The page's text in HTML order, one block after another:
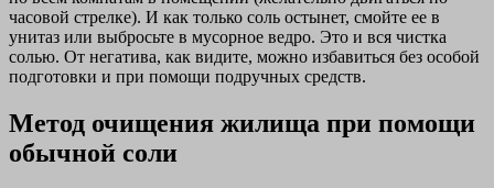
часовой стрелке). И как только соль остынет, смойте ее в
унитаз или выбросьте в мусорное ведро. Это и вся чистка
солью. От негатива, как видите, можно избавиться без особой
подготовки и при помощи подручных средств.
Метод очищения жилища при помощи
обычной соли